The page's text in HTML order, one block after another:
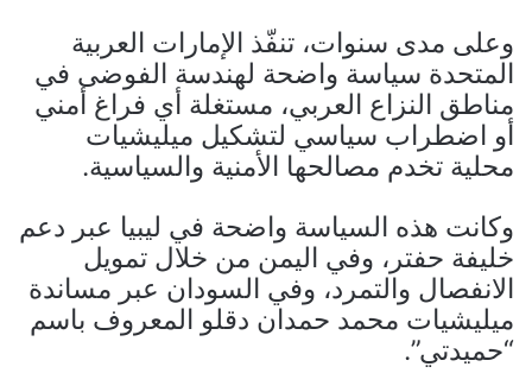
وعلى مدى سنوات، تنفّذ الإمارات العربية
المتحدة سياسة واضحة لهندسة الفوضى في
مناطق النزاع العربي، مستغلة أي فراغ أمني
أو اضطراب سياسي لتشكيل ميليشيات
محلية تخدم مصالحها الأمنية والسياسية.
وكانت هذه السياسة واضحة في ليبيا عبر دعم
خليفة حفتر، وفي اليمن من خلال تمويل
الانفصال والتمرد، وفي السودان عبر مساندة
ميليشيات محمد حمدان دقلو المعروف باسم
“حميدتي”.